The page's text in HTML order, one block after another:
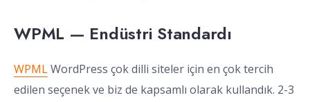
WPML — Endüstri Standardı
WPMLWordPress çok dilli siteler için en çok tercih
edilen seçenek ve biz de kapsamlı olarak kullandık. 2-3